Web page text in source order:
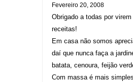
Fevereiro 20, 2008
Obrigado a todas por
receitas!
Em casa não somos
daí que nunca faça a
batata, cenoura, feijão
Com massa é mais